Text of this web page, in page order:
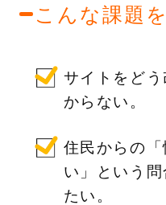
こんな課題
サイトをど
からない。
住民からの
い」という
たい。